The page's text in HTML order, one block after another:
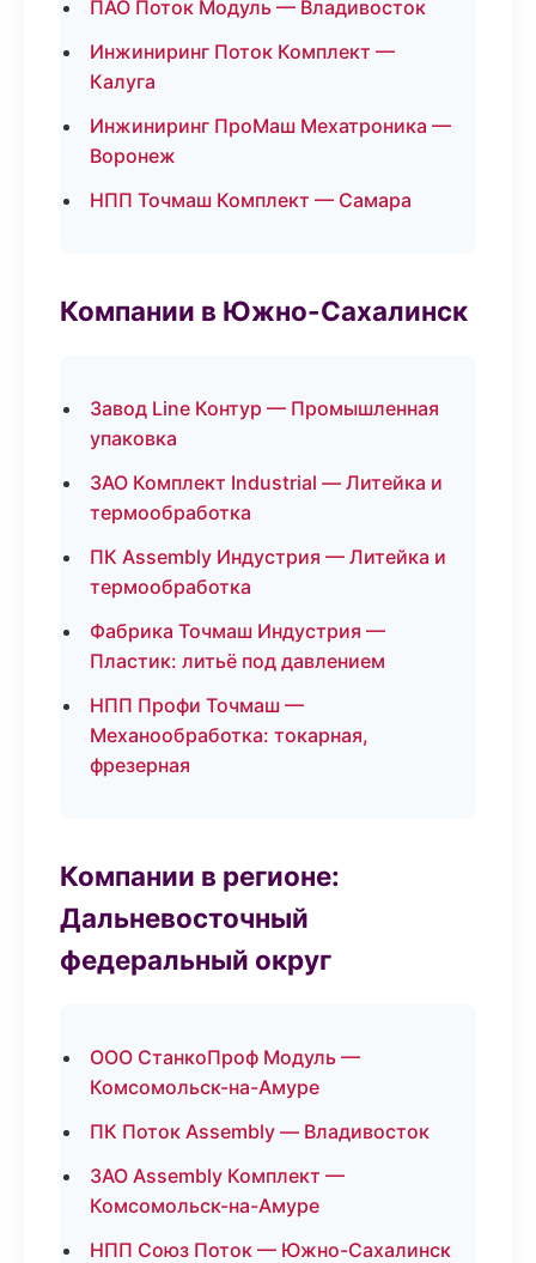
ПАО Поток Модуль — Владивосток
Инжиниринг Поток Комплект —
Калуга
Инжиниринг ПроМаш Мехатроника —
Воронеж
НПП Точмаш Комплект — Самара
Компании в Южно-Сахалинск
Завод Line Контур — Промышленная
упаковка
ЗАО Комплект Industrial — Литейка и
термообработка
ПК Assembly Индустрия — Литейка и
термообработка
Фабрика Точмаш Индустрия —
Пластик: литьё под давлением
НПП Профи Точмаш —
Механообработка: токарная,
фрезерная
Компании в регионе:
Дальневосточный
федеральный округ
ООО СтанкоПроф Модуль —
Комсомольск-на-Амуре
ПК Поток Assembly — Владивосток
ЗАО Assembly Комплект —
Комсомольск-на-Амуре
НПП Союз Поток — Южно-Сахалинск